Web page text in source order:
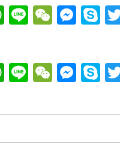
W
h
s
A
p
Li
n
W
e
h
at
M
e
e
n
g
S
ky
e
W
h
at
A
Li
n
e
W
e
C
at
M
e
ss
n
S
ky
p